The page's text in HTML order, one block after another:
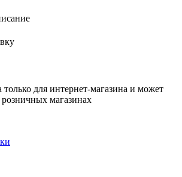
только для интернет-магазина и может
розничных магазинах